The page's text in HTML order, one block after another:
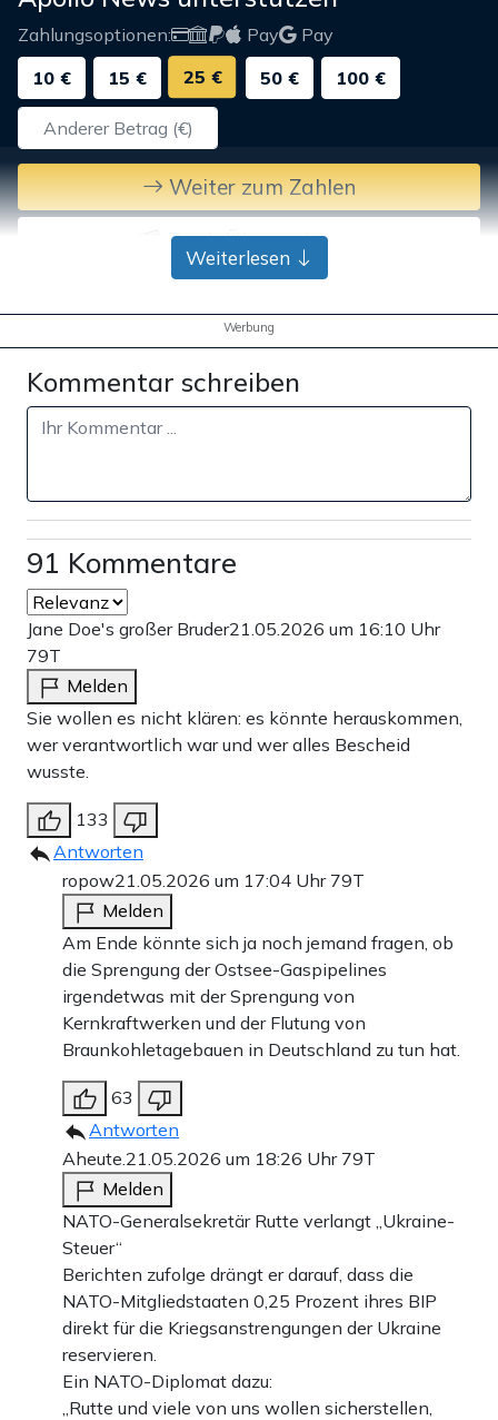
Zahlungsoptionen: Pay
Pay
10 €
15 € 25 € 50 € 100 €
Weiter zum Zahlen
Bank-Überweisung
Weiterlesen
Werbung
Kommentar schreiben
91 Kommentare
Jane Doe's großer Bruder21.05.2026 um 16:10 Uhr
79T
Melden
Sie wollen es nicht klären: es könnte herauskommen,
wer verantwortlich war und wer alles Bescheid
wusste.
133
Antworten
ropow21.05.2026 um 17:04 Uhr 79T
Melden
Am Ende könnte sich ja noch jemand fragen, ob
die Sprengung der Ostsee-Gaspipelines
irgendetwas mit der Sprengung von
Kernkraftwerken und der Flutung von
Braunkohletagebauen in Deutschland zu tun hat.
63
Antworten
Aheute. 21.05.2026 um 18:26 Uhr 79T
Melden
NATO-Generalsekretär Rutte verlangt „Ukraine-
Steuer“
Berichten zufolge drängt er darauf, dass die
NATO-Mitgliedstaaten 0,25 Prozent ihres BIP
direkt für die Kriegsanstrengungen der Ukraine
reservieren.
Ein NATO-Diplomat dazu:
„Rutte und viele von uns wollen sicherstellen,